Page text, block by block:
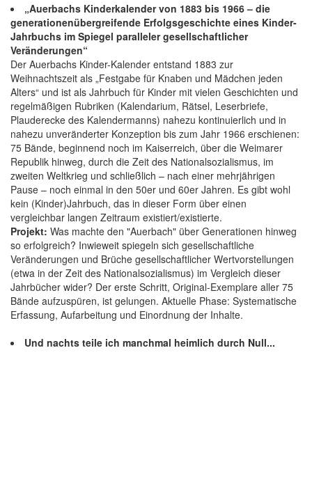
„Auerbachs Kinderkalender von 1883 bis 1966 – die
generationenübergreifende Erfolgsgeschichte eines Kinder-
Jahrbuchs im Spiegel paralleler gesellschaftlicher
Veränderungen“
Der Auerbachs Kinder-Kalender entstand 1883 zur
Weihnachtszeit als „Festgabe für Knaben und Mädchen jeden
Alters“ und ist als Jahrbuch für Kinder mit vielen Geschichten und
regelmäßigen Rubriken (Kalendarium, Rätsel, Leserbriefe,
Plauderecke des Kalendermanns) nahezu kontinuierlich und in
nahezu unveränderter Konzeption bis zum Jahr 1966 erschienen:
75 Bände, beginnend noch im Kaiserreich, über die Weimarer
Republik hinweg, durch die Zeit des Nationalsozialismus, im
zweiten Weltkrieg und schließlich – nach einer mehrjährigen
Pause – noch einmal in den 50er und 60er Jahren. Es gibt wohl
kein (Kinder)Jahrbuch, das in dieser Form über einen
vergleichbar langen Zeitraum existiert/existierte.
Projekt: Was machte den "Auerbach" über Generationen hinweg
so erfolgreich? Inwieweit spiegeln sich gesellschaftliche
Veränderungen und Brüche gesellschaftlicher Wertvorstellungen
(etwa in der Zeit des Nationalsozialismus) im Vergleich dieser
Jahrbücher wider? Der erste Schritt, Original-Exemplare aller 75
Bände aufzuspüren, ist gelungen. Aktuelle Phase: Systematische
Erfassung, Aufarbeitung und Einordnung der Inhalte.
Und nachts teile ich manchmal heimlich durch Null...